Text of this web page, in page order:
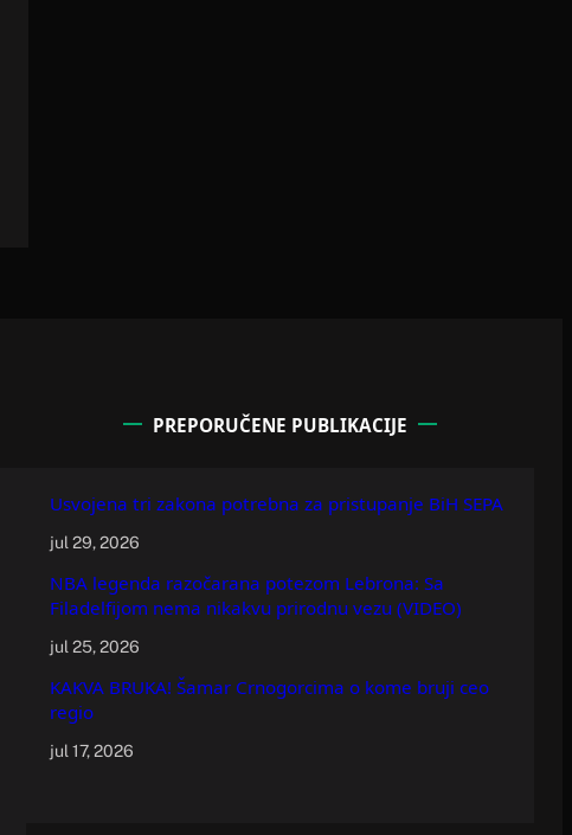
PREPORUČENE PUBLIKACIJE
Usvojena tri zakona potrebna za pristupanje BiH SEPA
jul 29, 2026
NBA legenda razočarana potezom Lebrona: Sa
Filadelfijom nema nikakvu prirodnu vezu (VIDEO)
jul 25, 2026
KAKVA BRUKA! Šamar Crnogorcima o kome bruji ceo
regio
jul 17, 2026